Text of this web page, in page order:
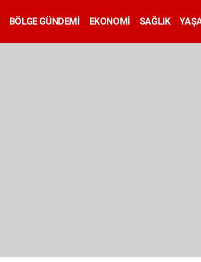
BÖLGE GÜNDEMİ EKONOMİ SAĞLIK